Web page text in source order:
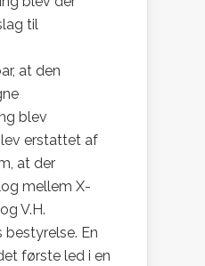
til
at den
blev
erstattet af
at der
mellem X-
V.H.
bestyrelse. En
første led i en